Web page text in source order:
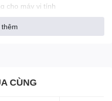
cho máy vi tính
Leopard
của bạn
CÙNG